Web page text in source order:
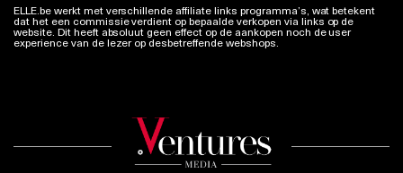
ELLE.be werkt met verschillende affiliate links programma’s, wat betekent
dat het een commissie verdient op bepaalde verkopen via links op de
website. Dit heeft absoluut geen effect op de aankopen noch de user
experience van de lezer op desbetreffende webshops.